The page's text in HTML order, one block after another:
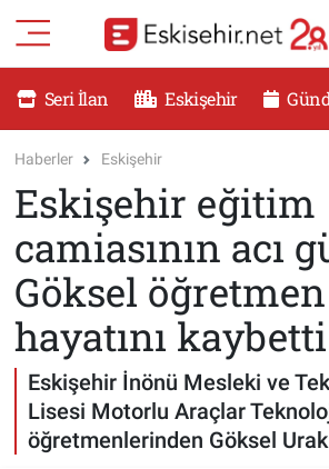
Seri İlan Eskişehir
Haberler Eskişehir
Eskişehir eğitim
camiasının acı
Göksel öğretmen
hayatını kaybetti
Eskişehir İnönü Mesleki ve
Lisesi Motorlu Araçlar
öğretmenlerinden Göksel
RESMİ İLANLAR
DÜNYA
SAĞLIK
MAGAZİN
KADIN
TEKNOLOJİ
Eskişehir Nöbetçi Eczaneler
Eskişehir Namaz Vakitleri
Eskişehir Trafik Yoğunluk
Süper Lig Puan Durumu ve
Tüm Manşetler
Son Dakika Haberleri